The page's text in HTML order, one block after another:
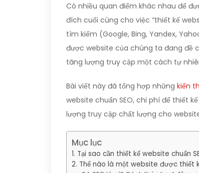
Có nhiều quan điểm khác nhau để
đích cuối cùng cho việc “thiết kế
tìm kiếm (Google, Bing, Yandex,
được website của chúng ta đang đề
tăng lượng truy cập một cách tự
Bài viết này đã tổng hợp những kiến
website chuẩn SEO, chi phí để thiết
lượng truy cập chất lượng cho
Mục lục
Tại sao cần thiết kế website chuẩn
Thế nào là một website được thiết